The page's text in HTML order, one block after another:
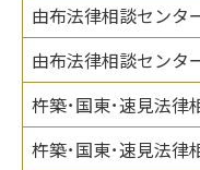
由布法律相談センタ
由布法律相談センタ
杵築･国東･速見法律
杵築･国東･速見法律